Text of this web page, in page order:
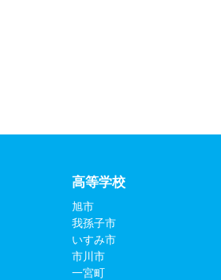
高等学校
旭市
我孫子市
いすみ市
市川市
一宮町